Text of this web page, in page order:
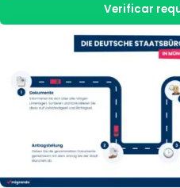
Atenção:
É preferível descarregar o
receção na última página
e guardá-lo. Encontrará
correio eletrónico BayernID.
Verificar